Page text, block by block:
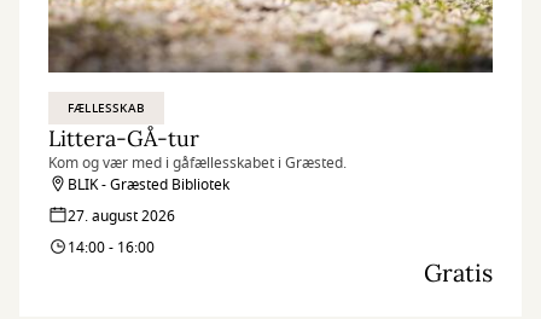
FÆLLESSKAB
Littera-GÅ-tur
Kom og vær med i gåfællesskabet i Græsted.
BLIK - Græsted Bibliotek
27. august 2026
14:00 - 16:00
Gratis